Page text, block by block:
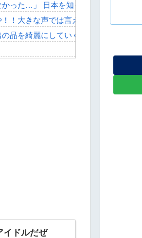
ってる
った…」 日本を知ってしまったディ
！！大きな声では言えないのやけど
品を綺麗にしていく。
のー？いいよー！！！【#けもV/#カ
ということを伝えていく！【遠吠きゃ
イドルだぜ